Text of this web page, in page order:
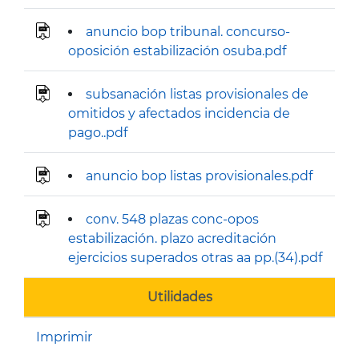
anuncio bop tribunal. concurso-
oposición estabilización osuba.pdf
subsanación listas provisionales de
omitidos y afectados incidencia de
pago..pdf
anuncio bop listas provisionales.pdf
conv. 548 plazas conc-opos
estabilización. plazo acreditación
ejercicios superados otras aa pp.(34).pdf
Utilidades
Imprimir